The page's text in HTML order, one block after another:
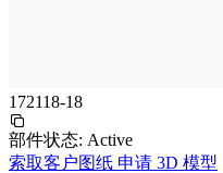
172118-18
部件状态: Active
索取客户图纸 申请 3D 模型